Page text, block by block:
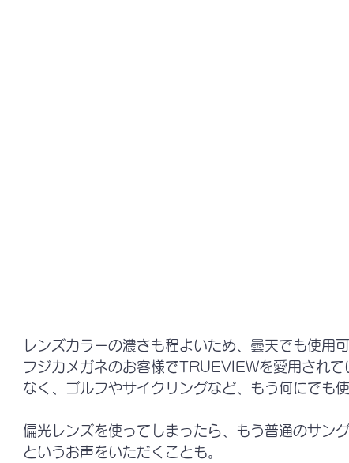
レンズカラーの濃さも程よいため、曇天でも使用可
フジカメガネのお客様でTRUEVIEWを愛用され
なく、ゴルフやサイクリングなど、もう何にでも
偏光レンズを使ってしまったら、もう普通のサン
というお声をいただくことも。